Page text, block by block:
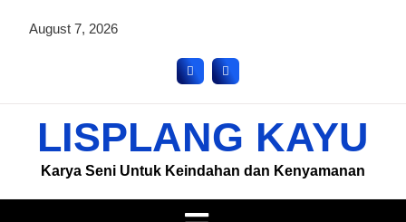
August 7, 2026
LISPLANG KAYU
Karya Seni Untuk Keindahan dan Kenyamanan